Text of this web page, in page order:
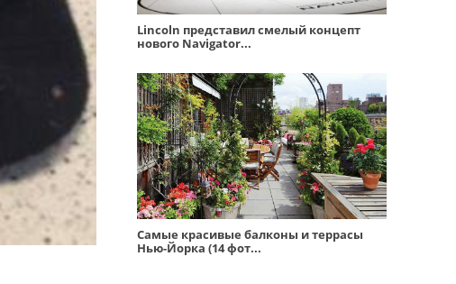
Lincoln представил смелый концепт
нового Navigator...
Самые красивые балконы и террасы
Нью-Йорка (14 фот...